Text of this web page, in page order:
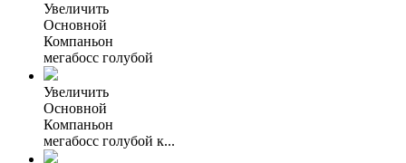
Увеличить
Основной
Компаньон
мегабосс голубой
Увеличить
Основной
Компаньон
мегабосс голубой к...